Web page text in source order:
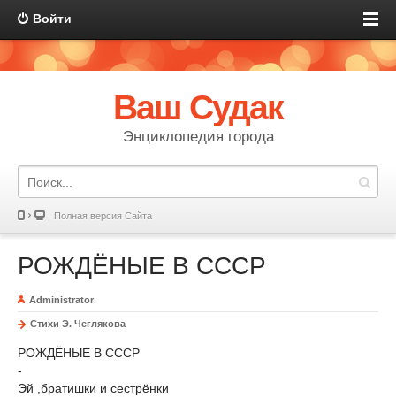
Войти
Ваш Судак
Энциклопедия города
Полная версия Сайта
РОЖДЁНЫЕ В СССР
Administrator
Стихи Э. Чеглякова
РОЖДЁНЫЕ В СССР
-
Эй ,братишки и сестрёнки